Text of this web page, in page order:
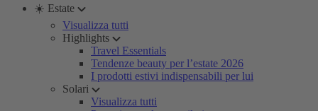
☀️ Estate
Visualizza tutti
Highlights
Travel Essentials
Tendenze beauty per l’estate 2026
I prodotti estivi indispensabili per lui
Solari
Visualizza tutti